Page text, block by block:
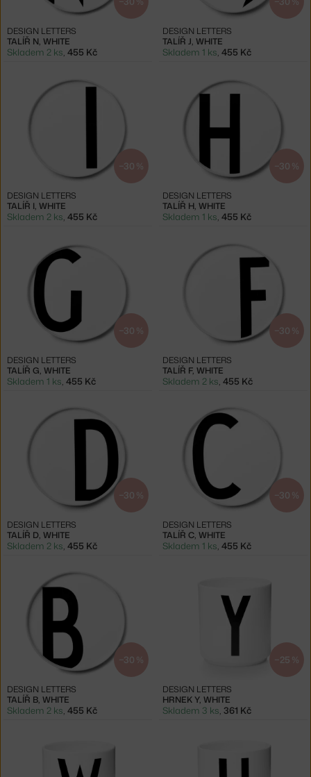
TALÍŘ N, WHITE
DESIGN LETTERS
Skladem 2 ks, 455 Kč
TALÍŘ J, WHITE
DESIGN LETTERS
Skladem 1 ks, 455 Kč
−30 %
TALÍŘ I, WHITE
DESIGN LETTERS
Skladem 2 ks, 455 Kč
−30 %
TALÍŘ H, WHITE
DESIGN LETTERS
Skladem 1 ks, 455 Kč
−30 %
TALÍŘ G, WHITE
DESIGN LETTERS
Skladem 1 ks, 455 Kč
−30 %
TALÍŘ F, WHITE
DESIGN LETTERS
Skladem 2 ks, 455 Kč
−30 %
TALÍŘ D, WHITE
DESIGN LETTERS
Skladem 2 ks, 455 Kč
−30 %
TALÍŘ C, WHITE
DESIGN LETTERS
Skladem 1 ks, 455 Kč
−30 %
TALÍŘ B, WHITE
DESIGN LETTERS
Skladem 2 ks 455 Kč
−25 %
HRNEK Y, WHITE
DESIGN LETTERS
Skladem 3 ks 361 Kč